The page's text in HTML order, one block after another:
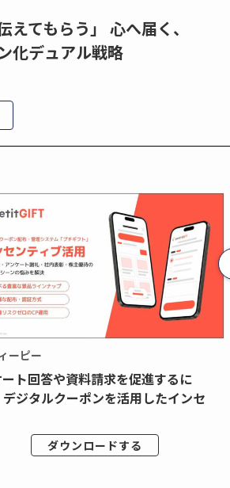
えてもらう」 心へ届く、
化デュアル戦略
ーピー
ート回答や資料請求を促進するに
ジタルクーポンを活用したインセ
ダウンロードする